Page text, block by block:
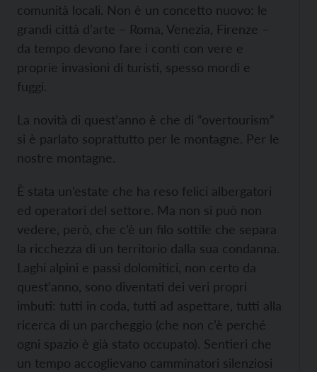
comunità locali. Non è un concetto nuovo: le
grandi città d’arte – Roma, Venezia, Firenze –
da tempo devono fare i conti con vere e
proprie invasioni di turisti, spesso mordi e
fuggi.
La novità di quest’anno è che di “overtourism”
si è parlato soprattutto per le montagne. Per le
nostre montagne.
È stata un’estate che ha reso felici albergatori
ed operatori del settore. Ma non si può non
vedere, però, che c’è un filo sottile che separa
la ricchezza di un territorio dalla sua condanna.
Laghi alpini e passi dolomitici, non certo da
quest’anno, sono diventati dei veri propri
imbuti: tutti in coda, tutti ad aspettare, tutti alla
ricerca di un parcheggio (che non c’è perché
ogni spazio è già stato occupato). Sentieri che
un tempo accoglievano camminatori silenziosi